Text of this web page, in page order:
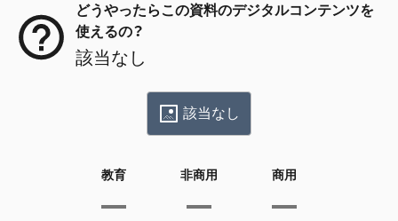
どうやったらこの資料のデジタルコンテンツを
使えるの？
該当なし
該当なし
教育 非商用 商用